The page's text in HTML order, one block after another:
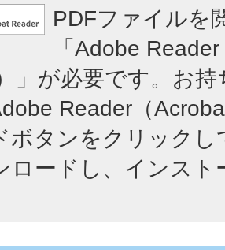
PDFファイルを
「Adobe
」が必要です。お
Reader（
ボタンをクリック
ロードし、インスト